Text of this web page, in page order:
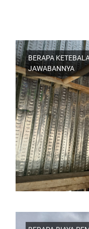
BERAPA
JAWABANNYA